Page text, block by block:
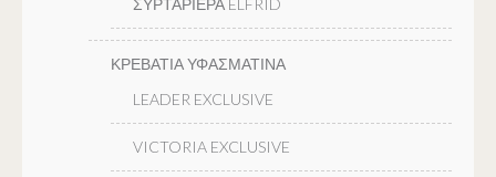
ΣΥΡΤΑΡΙΕΡΑ ELFRID
ΚΡΕΒΑΤΙΑ ΥΦΑΣΜΑΤΙΝΑ
LEADER EXCLUSIVE
VICTORIA EXCLUSIVE